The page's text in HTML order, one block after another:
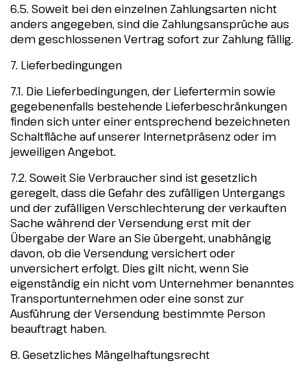
6.5. Soweit bei den einzelnen Zahlungsarten nicht
anders angegeben, sind die Zahlungsansprüche aus
dem geschlossenen Vertrag sofort zur Zahlung fällig.
7. Lieferbedingungen
7.1. Die Lieferbedingungen, der Liefertermin sowie
gegebenenfalls bestehende Lieferbeschränkungen
finden sich unter einer entsprechend bezeichneten
Schaltfläche auf unserer Internetpräsenz oder im
jeweiligen Angebot.
7.2. Soweit Sie Verbraucher sind ist gesetzlich
geregelt, dass die Gefahr des zufälligen Untergangs
und der zufälligen Verschlechterung der verkauften
Sache während der Versendung erst mit der
Übergabe der Ware an Sie übergeht, unabhängig
davon, ob die Versendung versichert oder
unversichert erfolgt. Dies gilt nicht, wenn Sie
eigenständig ein nicht vom Unternehmer benanntes
Transportunternehmen oder eine sonst zur
Ausführung der Versendung bestimmte Person
beauftragt haben.
8. Gesetzliches Mängelhaftungsrecht